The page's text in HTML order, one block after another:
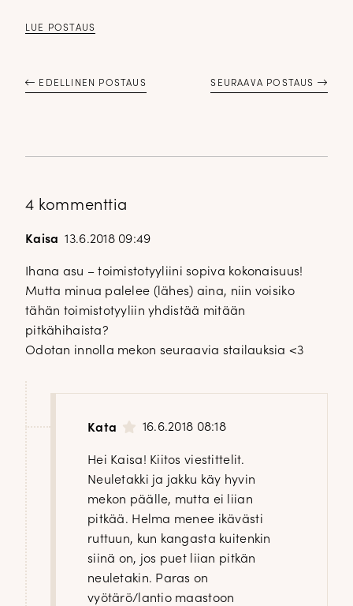
LUE POSTAUS
EDELLINEN POSTAUS SEURAAVA POSTAUS
4 kommenttia
Kaisa 13.6.2018 09:49
Ihana asu – toimistotyyliini sopiva kokonaisuus!
Mutta minua palelee (lähes) aina, niin voisiko
tähän toimistotyyliin yhdistää mitään
pitkähihaista?
Odotan innolla mekon seuraavia stailauksia <3
Kata 16.6.2018 08:18
Hei Kaisa! Kiitos viestittelit.
Neuletakki ja jakku käy hyvin
mekon päälle, mutta ei liian
pitkää. Helma menee ikävästi
ruttuun, kun kangasta kuitenkin
siinä on, jos puet liian pitkän
neuletakin. Paras on
vyötärö/lantio maastoon